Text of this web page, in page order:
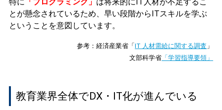
とが懸念されているため、早い段階からITスキルを学ぶ
ということを意図しています。
参考：経済産業省「IT 人材需給に関する調査 」
文部科学省 「学習指導要領」
教育業界全体でDX・IT化が進んでいる